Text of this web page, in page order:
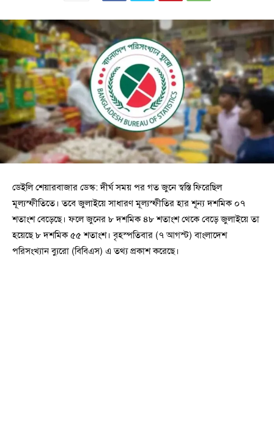
ডেইলি শেয়ারবাজার ডেস্ক: দীর্ঘ সময় পর গত জুনে স্বস্তি ফিরেছিল
মূল্যস্ফীতিতে। তবে জুলাইয়ে সাধারণ মূল্যস্ফীতির হার শূন্য দশমিক ০৭
শতাংশ বেড়েছে। ফলে জুনের ৮ দশমিক ৪৮ শতাংশ থেকে বেড়ে জুলাইয়ে তা
হয়েছে ৮ দশমিক ৫৫ শতাংশ। বৃহস্পতিবার (৭ আগস্ট) বাংলাদেশ
পরিসংখ্যান ব্যুরো (বিবিএস) এ তথ্য প্রকাশ করেছে।